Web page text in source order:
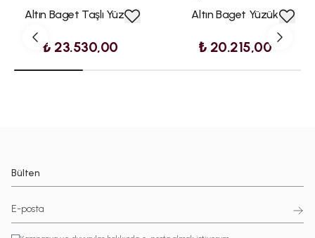
Altın Baget Taşlı Yüzük
₺ 23.530,00
Altın Baget Yüzük
₺ 20.215,00
Bülten